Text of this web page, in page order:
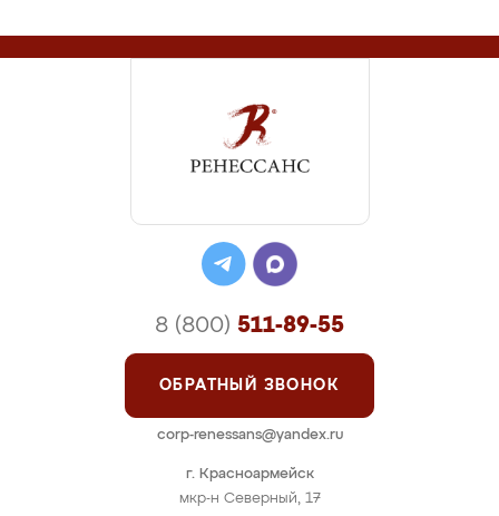
г. Красноармейск
мкр-н Северный, 17
8 (800) 511-89-55
ОБРАТНЫЙ ЗВОНОК
corp-renessans@yandex.ru